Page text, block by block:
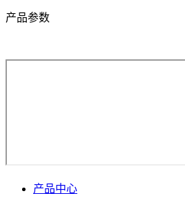
产品参数
产品中心